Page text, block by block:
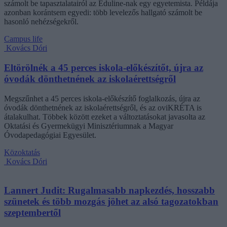
számolt be tapasztalatairól az Eduline-nak egy egyetemista. Példája
azonban korántsem egyedi: több levelezős hallgató számolt be
hasonló nehézségekről.
Campus life
Kovács Dóri
Eltörölnék a 45 perces iskola-előkészítőt, újra az
óvodák dönthetnének az iskolaérettségről
Megszűnhet a 45 perces iskola-előkészítő foglalkozás, újra az
óvodák dönthetnének az iskolaérettségről, és az oviKRÉTA is
átalakulhat. Többek között ezeket a változtatásokat javasolta az
Oktatási és Gyermekügyi Minisztériumnak a Magyar
Óvodapedagógiai Egyesület.
Közoktatás
Kovács Dóri
Lannert Judit: Rugalmasabb napkezdés, hosszabb
szünetek és több mozgás jöhet az alsó tagozatokban
szeptembertől